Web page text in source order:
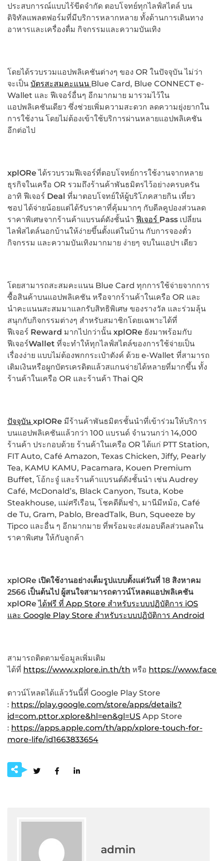
ประสบการณ์แบบไร้ขีดจำกัด ตอบโจทย์ทุกไลฟ์สไตล์ บน
ดิจิทัลแพลตฟอร์มที่มีบริการหลากหลาย ทั้งด้านการเดินทาง
อาหารและเครื่องดื่ม กิจกรรมและความบันเทิง
โดยได้รวบรวมแอปพลิเคชันต่างๆ ของ OR ในปัจจุบัน ไม่ว่า
จะเป็น บัตรสะสมคะแนน Blue Card, Blue CONNECT e-
Wallet และ ฟีเจอร์อื่นๆ อีกมากมาย มารวมไว้ใน
แอปพลิเคชันเดียว ซึ่งช่วยเพิ่มความสะดวก ลดความยุ่งยากใน
การใช้งาน โดยไม่ต้องเข้าใช้บริการผ่านหลายแอปพลิเคชัน
อีกต่อไป
xplOReได้รวบรวมฟีเจอร์ที่ตอบโจทย์การใช้งานจากหลาย
ธุรกิจในเครือ OR รวมถึงร้านค้าพันธมิตรไว้อย่างครบครัน
อาทิ ฟีเจอร์ Deal ที่มาตอบโจทย์ให้ผู้บริโภคสายกิน เที่ยว
ชอป ได้จ่ายน้อยแต่ได้รับราคาที่คุ้มมากๆ กับดีลคูปองส่วนลด
ราคาพิเศษจากร้านค้าแบรนด์ดังชั้นนำ ฟีเจอร์ Pass เปลี่ยน
ไลฟ์สไตล์นอกบ้านให้ง่ายขึ้นตั้งแต่ในบ้าน กับการจองตั๋ว
กิจกรรม และความบันเทิงมากมาย ง่ายๆ จบในแอปฯ เดียว
โดยสามารถสะสมคะแนน Blue Card ทุกการใช้จ่ายจากการ
ซื้อสินค้าบนแอปพลิเคชัน หรือจากร้านค้าในเครือ OR และ
นำคะแนนสะสมมาแลกรับสิทธิพิเศษ ของรางวัล และร่วมลุ้น
สนุกกับกิจกรรมต่างๆ สำหรับสมาชิกโดยเฉพาะได้ที่
ฟีเจอร์ Reward มากไปกว่านั้น xplORe ยังมาพร้อมกับ
ฟีเจอร์Wallet ที่จะทำให้ทุกไลฟ์สไตล์ของการใช้จ่ายเป็น
เรื่องง่าย แบบไม่ต้องพกกระเป๋าตังค์ ด้วย e-Wallet ที่สามารถ
เติมเงินหรือผูกบัตรเครดิตแล้วสแกนจ่ายได้หลายที่มากขึ้น ทั้ง
ร้านค้าในเครือ OR และร้านค้า Thai QR
ปัจจุบัน xplORe มีร้านค้าพันธมิตรชั้นนำที่เข้าร่วมให้บริการ
บนแอปพลิเคชันแล้วกว่า 100 แบรนด์ จำนวนกว่า 14,000
ร้านค้า ประกอบด้วย ร้านค้าในเครือ OR ได้แก่ PTT Station,
FIT Auto, Café Amazon, Texas Chicken, Jiffy, Pearly
Tea, KAMU KAMU, Pacamara, Kouen Premium
Buffet, โอ้กะจู๋ และร้านค้าแบรนด์ดังชั้นนำ เช่น Audrey
Café, McDonald’s, Black Canyon, Tsuta, Kobe
Steakhouse, แม่ศรีเรือน, โชคดีติ่มซำ, มานีมีหม้อ, Café
de Tu, Gram, Pablo, BreadTalk, Bun, Squeeze by
Tipco และอื่น ๆ อีกมากมาย ที่พร้อมจะส่งมอบดีลส่วนลดใน
ราคาพิเศษ ให้กับลูกค้า
xplORe เปิดใช้งานอย่างเต็มรูปแบบตั้งแต่วันที่ 18 สิงหาคม
2566 เป็นต้นไป ผู้สนใจสามารถดาวน์โหลดแอปพลิเคชัน
xplOReได้ฟรี ที่ App Store สำหรับระบบปฏิบัติการ iOS
และ Google Play Store สำหรับระบบปฏิบัติการ Android
สามารถติดตามข้อมูลเพิ่มเติม
ได้ที่ https://www.xplore.in.th/th หรือ https://
ดาวน์โหลดได้แล้ววันนี้ที่ Google Play Store
: https://play.google.com/store/apps/details?
id=com.pttor.xplore&hl=en&gl=US App Store
: https://apps.apple.com/th/app/xplore-touch-for-
more-life/id1663833654
admin